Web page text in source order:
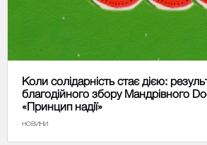
Коли солідарність стає дією:
благодійного збору Мандрівного
«Принцип надії»
НОВИНИ